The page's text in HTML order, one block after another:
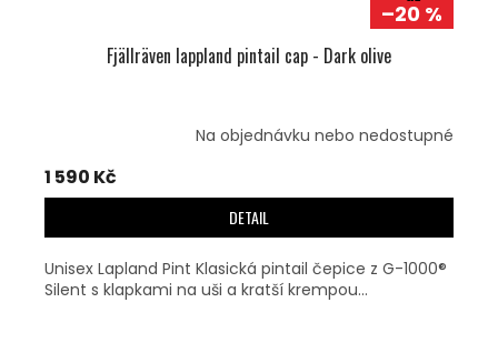
–20 %
Fjällräven lappland pintail cap - Dark olive
Na objednávku nebo nedostupné
1 590 Kč
DETAIL
Unisex Lapland Pint Klasická pintail čepice z G-1000®
Silent s klapkami na uši a kratší krempou...